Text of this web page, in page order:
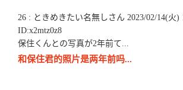
26 : ときめきたい名無しさん 2023/02/14(火)
ID:x2mtz0z8
保住くんとの写真が2年前て...
和保住君的照片是两年前吗...